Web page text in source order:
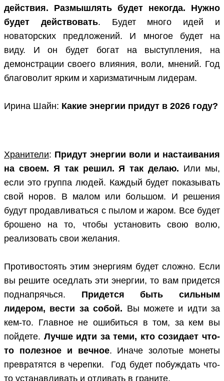
действия. Размышлять будет некогда. Нужно
будет действовать. Будет много идей и
новаторских предложений. И многое будет на
виду. И он будет богат на выступления, на
демонстрации своего влияния, воли, мнений. Год
благоволит ярким и харизматичным лидерам.
Ирина Шайн: Какие энергии придут в 2026 году?
Хранители: Придут энергии воли и настаивания
на своем. Я так решил. Я так делаю. Или мы,
если это группа людей. Каждый будет показывать
свой норов. В малом или большом. И решения
будут продавливаться с пылом и жаром. Все будет
брошено на то, чтобы установить свою волю,
реализовать свои желания.
Противостоять этим энергиям будет сложно. Если
вы решите оседлать эти энергии, то вам придется
поднапрячься. Придется быть сильным
лидером, вести за собой. Вы можете и идти за
кем-то. Главное не ошибиться в том, за кем вы
пойдете. Лучше идти за теми, кто созидает что-
то полезное и вечное. Иначе золотые монеты
превратятся в черепки. Год будет побуждать что-
то устанавливать и отливать в граните.